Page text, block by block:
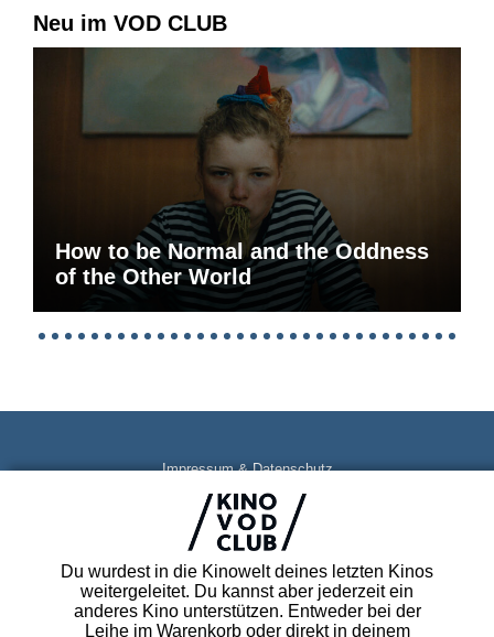
Du wurdest in die Kinowelt deines letzten Kinos
weitergeleitet. Du kannst aber jederzeit ein
anderes Kino unterstützen. Entweder bei der
Leihe im Warenkorb oder direkt in deinem
Neu im VOD CLUB
How to be Normal and the Oddness
of the Other World
Impressum & Datenschutz
AGB
Kontakt
FAQ
Newsletter
Partner